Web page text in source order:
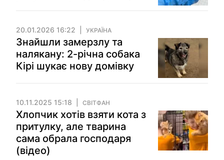
20.01.2026 16:22 УКРАЇНА
Знайшли замерзлу та
налякану: 2-річна собака
Кірі шукає нову домівку
10.11.2025 15:18 СВІТФАН
Хлопчик хотів взяти кота з
притулку, але тварина
сама обрала господаря
(відео)